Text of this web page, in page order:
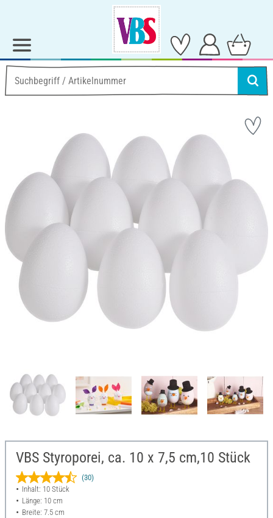
VBS Styroporei, ca. 10 x 7,5 cm,10 Stück
(30)
Inhalt: 10 Stück
Länge: 10 cm
Breite: 7.5 cm